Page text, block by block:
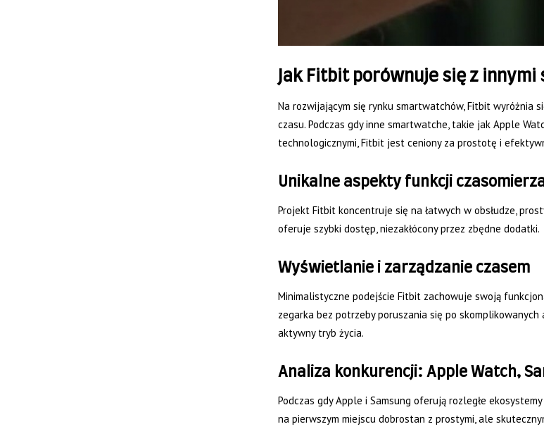
Jak Fitbit porównuje się z innymi
Na rozwijającym się rynku smartwatchów, Fitbit wyróżnia
czasu. Podczas gdy inne smartwatche, takie jak Apple
technologicznymi, Fitbit jest ceniony za prostotę i
Unikalne aspekty funkcji
Projekt Fitbit koncentruje się na łatwych w obsłudze,
oferuje szybki dostęp, niezakłócony przez zbędne dodatki.
Wyświetlanie i zarządzanie czasem
Minimalistyczne podejście Fitbit zachowuje swoją
zegarka bez potrzeby poruszania się po
aktywny tryb życia.
Analiza konkurencji: Apple Watch,
Podczas gdy Apple i Samsung oferują rozległe
na pierwszym miejscu dobrostan z prostymi, ale